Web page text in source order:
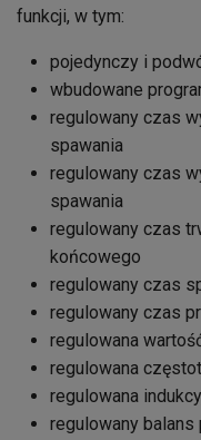
funkcji, w tym:
pojedynczy i
wbudowane
regulowany czas
spawania
regulowany czas
spawania
regulowany czas
końcowego
regulowany czas
regulowany czas
regulowana
regulowana
regulowana
regulowany balans